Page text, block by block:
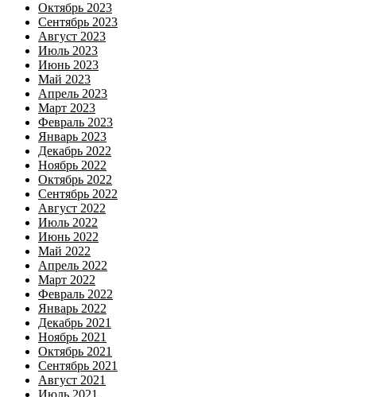
Октябрь 2023
Сентябрь 2023
Август 2023
Июль 2023
Июнь 2023
Май 2023
Апрель 2023
Март 2023
Февраль 2023
Январь 2023
Декабрь 2022
Ноябрь 2022
Октябрь 2022
Сентябрь 2022
Август 2022
Июль 2022
Июнь 2022
Май 2022
Апрель 2022
Март 2022
Февраль 2022
Январь 2022
Декабрь 2021
Ноябрь 2021
Октябрь 2021
Сентябрь 2021
Август 2021
Июль 2021